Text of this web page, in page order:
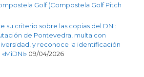
Golf (Compostela Golf Pitch
su criterio sobre las copias del DNI:
de Pontevedra, multa con
y reconoce la identificación
09/04/2026